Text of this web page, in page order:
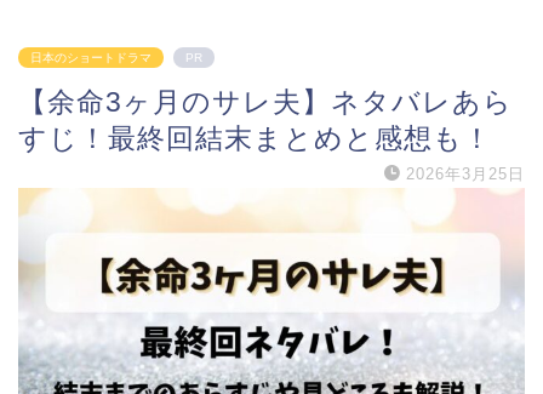
日本のショートドラマ PR
【余命3ヶ月のサレ夫】ネタバレあら
すじ！最終回結末まとめと感想も！
2026年3月25日